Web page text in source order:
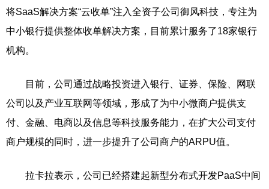
将SaaS解决方案“云收单”注入全资子公司御风科技，专注为
中小银行提供整体收单解决方案，目前累计服务了18家银行
机构。
目前，公司通过战略投资进入银行、证券、保险、网联
公司以及产业互联网等领域，形成了为中小微商户提供支
付、金融、电商以及信息等科技服务能力，在扩大公司支付
商户规模的同时，进一步提升了公司商户的ARPU值。
拉卡拉表示，公司已经搭建起新型分布式开发PaaS中间